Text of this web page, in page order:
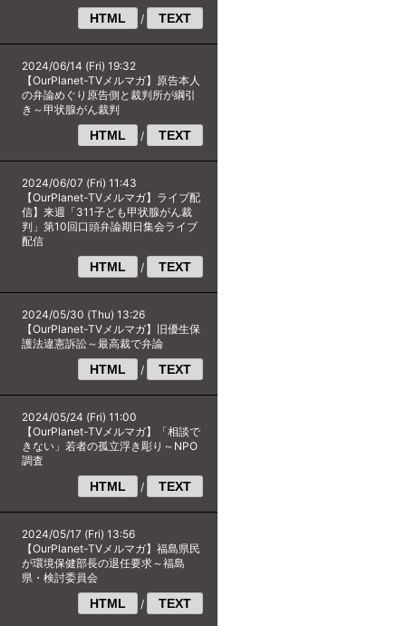
HTML / TEXT
2024/06/14 (Fri) 19:32
【OurPlanet-TVメルマガ】原告本人
の弁論めぐり原告側と裁判所が綱引
き～甲状腺がん裁判
HTML / TEXT
2024/06/07 (Fri) 11:43
【OurPlanet-TVメルマガ】ライブ配
信】来週「311子ども甲状腺がん裁
判」第10回口頭弁論期日集会ライブ
配信
HTML / TEXT
2024/05/30 (Thu) 13:26
【OurPlanet-TVメルマガ】旧優生保
護法違憲訴訟～最高裁で弁論
HTML / TEXT
2024/05/24 (Fri) 11:00
【OurPlanet-TVメルマガ】「相談で
きない」若者の孤立浮き彫り～NPO
調査
HTML / TEXT
2024/05/17 (Fri) 13:56
【OurPlanet-TVメルマガ】福島県民
が環境保健部長の退任要求～福島
県・検討委員会
HTML / TEXT